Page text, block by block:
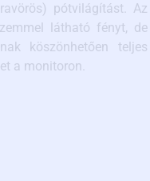
pótvilágítást. Az
látható fényt, de
köszönhetően teljes
a monitoron.